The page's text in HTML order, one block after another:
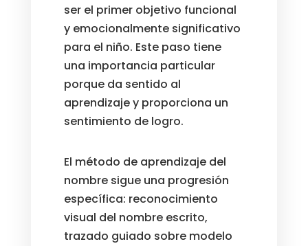
ser el primer objetivo funcional
y emocionalmente significativo
para el niño. Este paso tiene
una importancia particular
porque da sentido al
aprendizaje y proporciona un
sentimiento de logro.
El método de aprendizaje del
nombre sigue una progresión
específica: reconocimiento
visual del nombre escrito,
trazado guiado sobre modelo